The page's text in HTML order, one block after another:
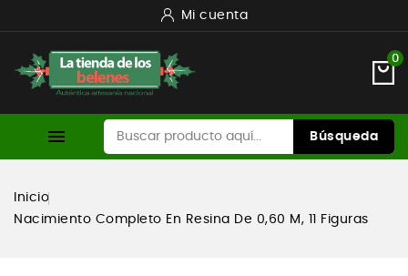
Mi cuenta
0
 Búsqueda
Inicio
Nacimiento Completo En Resina De 0,60 M, 11 Figuras